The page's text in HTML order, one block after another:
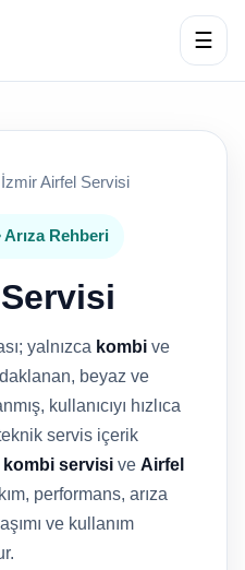
☰
İzmir Airfel Servisi
Arıza Rehberi
yalnızca kombi ve
beyaz ve
kullanıcıyı hızlıca
servis içerik
servisi ve Airfel
performans, arıza
ve kullanım